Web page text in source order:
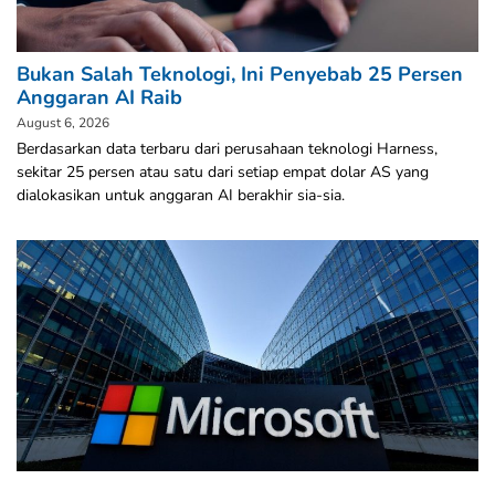
Bukan Salah Teknologi, Ini Penyebab 25 Persen
Anggaran AI Raib
August 6, 2026
Berdasarkan data terbaru dari perusahaan teknologi Harness,
sekitar 25 persen atau satu dari setiap empat dolar AS yang
dialokasikan untuk anggaran AI berakhir sia-sia.